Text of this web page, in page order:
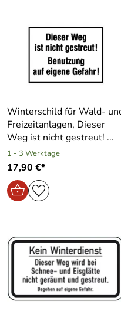
Winterschild für Wald-
Freizeitanlagen, Dieser
Weg ist nicht gestreut! ...
1 - 3 Werktage
17,90 €*